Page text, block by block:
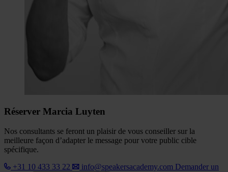
Réserver Marcia Luyten
Nos consultants se feront un plaisir de vous conseiller sur la
meilleure façon d’adapter le message pour votre public cible
spécifique.
+31 10 433 33 22
info@speakersacademy.com Demander un